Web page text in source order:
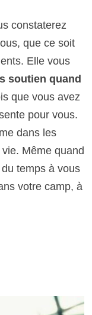
constaterez
que ce soit
Elle vous
soutien quand
que vous avez
pour vous.
dans les
Même quand
temps à vous
votre camp, à